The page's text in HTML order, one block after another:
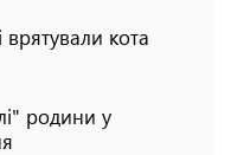
врятували кота
родини у